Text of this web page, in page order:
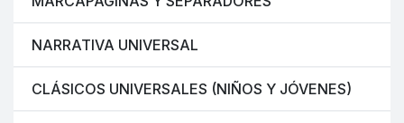
NARRATIVA UNIVERSAL
CLÁSICOS UNIVERSALES (NIÑOS Y JÓVENES)